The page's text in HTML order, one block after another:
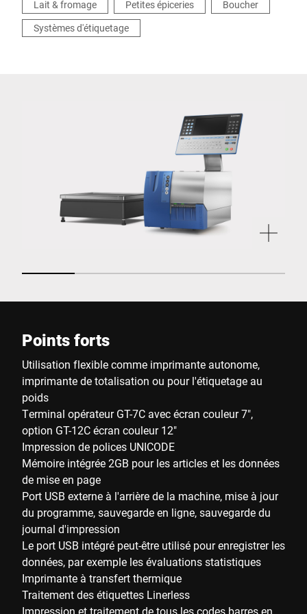
Lait & fromage Petites épiceries
Boucher
Systèmes d'étiquetage
Points forts
Utilisation flexible comme imprimante autonome,
imprimante de totalisation ou pour l'étiquetage au
poids
Terminal opérateur GT-7C avec écran couleur 7",
option GT-12C écran couleur 12"
Impression de polices UNICODE
Mémoire intégrée 2GB pour les articles et les données
de mise en page
Port USB externe à l'arrière de la machine, mise à jour
du programme, sauvegarde en ligne, sauvegarde du
journal d'impression
Le port USB intégré peut-être utilisé pour enregistrer les
données, par exemple les évaluations statistiques
Imprimante à transfert thermique
Traitement des étiquettes Linerless
Impression et traitement de tous les codes barres en